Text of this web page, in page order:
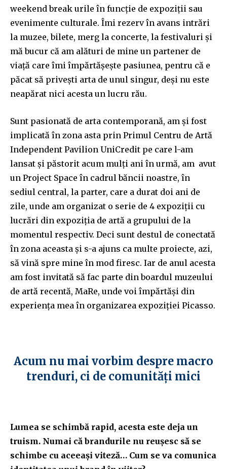
weekend break urile în funcție de expoziții sau
evenimente culturale. Îmi rezerv în avans intrări
la muzee, bilete, merg la concerte, la festivaluri și
mă bucur că am alături de mine un partener de
viață care îmi împărtășește pasiunea, pentru că e
păcat să privești arta de unul singur, deși nu este
neapărat nici acesta un lucru rău.
Sunt pasionată de arta contemporană, am și fost
implicată în zona asta prin Primul Centru de Artă
Independent Pavilion UniCredit pe care l-am
lansat și păstorit acum mulți ani în urmă, am avut
un Project Space în cadrul băncii noastre, în
sediul central, la parter, care a durat doi ani de
zile, unde am organizat o serie de 4 expoziții cu
lucrări din expoziția de artă a grupului de la
momentul respectiv. Deci sunt destul de conectată
în zona aceasta și s-a ajuns ca multe proiecte, azi,
să vină spre mine în mod firesc. Iar de anul acesta
am fost invitată să fac parte din boardul muzeului
de artă recentă, MaRe, unde voi împărtăși din
experiența mea în organizarea expoziției Picasso.
Acum nu mai vorbim despre macro
trenduri, ci de comunități mici
Lumea se schimbă rapid, acesta este deja un
truism. Numai că brandurile nu reușesc să se
schimbe cu aceeași viteză… Cum se va comunica